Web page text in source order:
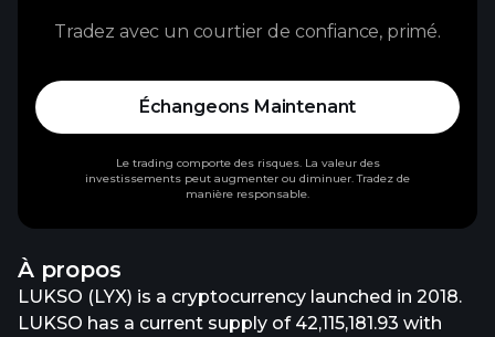
À propos
LUKSO (LYX) is a cryptocurrency launched in 2018.
LUKSO has a current supply of 42,115,181.93 with
Tradez avec un courtier de confiance, primé.
Échangeons Maintenant
Le trading comporte des risques. La valeur des
investissements peut augmenter ou diminuer. Tradez de
manière responsable.